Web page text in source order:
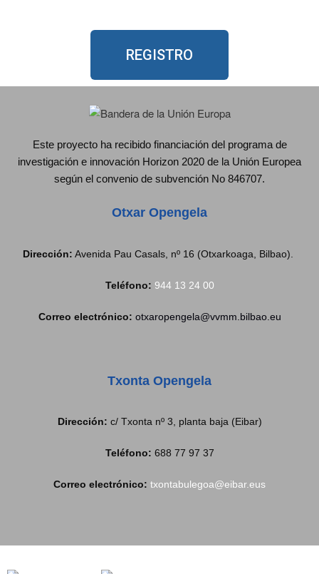
REGISTRO
Este proyecto ha recibido financiación del programa de
investigación e innovación Horizon 2020 de la Unión Europea
según el convenio de subvención No 846707.
Otxar Opengela
Dirección: Avenida Pau Casals, nº 16 (Otxarkoaga, Bilbao).
Teléfono: 944 13 24 00
Correo electrónico: otxaropengela@vvmm.bilbao.eu
Txonta Opengela
Dirección: c/ Txonta nº 3, planta baja (Eibar)
Teléfono: 688 77 97 37
Correo electrónico: txontabulegoa@eibar.eus